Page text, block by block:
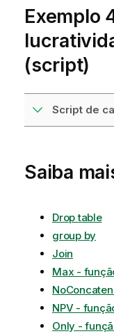
Exemplo
(script)
Script de
Saiba
Drop table
group by
Join
Max -
NPV -
Only -